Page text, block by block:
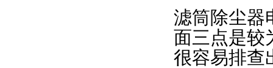
滤筒除尘器
面三点是较
很容易排查